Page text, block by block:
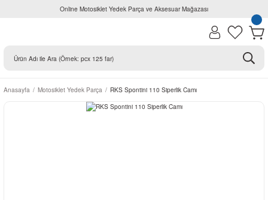
Online Motosiklet Yedek Parça ve Aksesuar Mağazası
Anasayfa Motosiklet Yedek Parça RKS Spontini 110 Siperlik Camı